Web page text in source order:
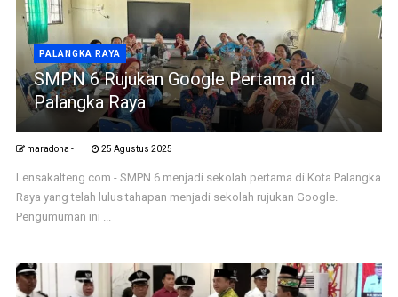
PALANGKA RAYA
SMPN 6 Rujukan Google Pertama di
Palangka Raya
maradona - 25 Agustus 2025
Lensakalteng.com - SMPN 6 menjadi sekolah pertama di Kota Palangka
Raya yang telah lulus tahapan menjadi sekolah rujukan Google.
Pengumuman ini ...